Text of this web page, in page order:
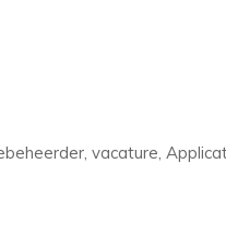
vacature,